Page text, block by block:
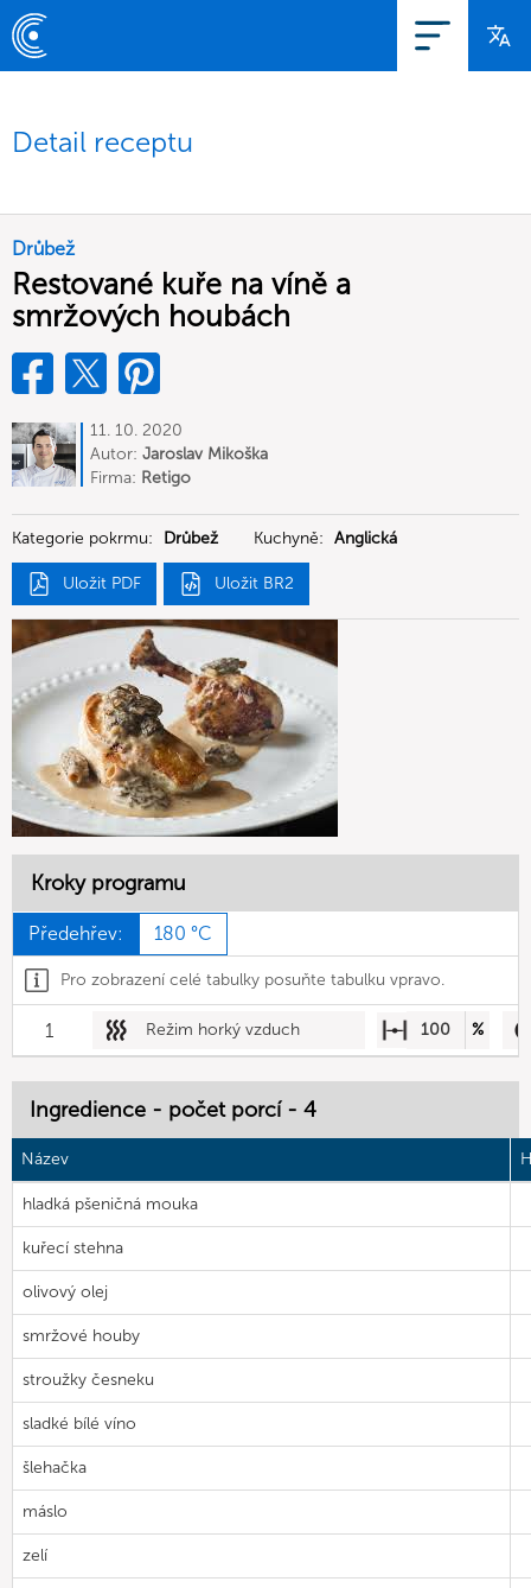
Detail receptu
Drůbež
Restované kuře na víně a
smržových houbách
11. 10. 2020
Autor: Jaroslav Mikoška
Firma: Retigo
Kategorie pokrmu: Drůbež Kuchyně: Anglická
Uložit PDF Uložit BR2
Kroky programu
Předehřev: 180 °C
Pro zobrazení celé tabulky posuňte tabulku vpravo.
1 Režim horký vzduch 100 %
Ingredience - počet porcí - 4
Název
hladká pšeničná mouka
kuřecí stehna
olivový olej
smržové houby
stroužky česneku
sladké bílé víno
šlehačka
máslo
zelí